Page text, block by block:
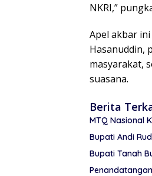
NKRI,”
Apel akbar
Hasanuddin,
masyarakat,
suasana.
Berita
MTQ Nasional
Bupati Andi
Bupati Tanah